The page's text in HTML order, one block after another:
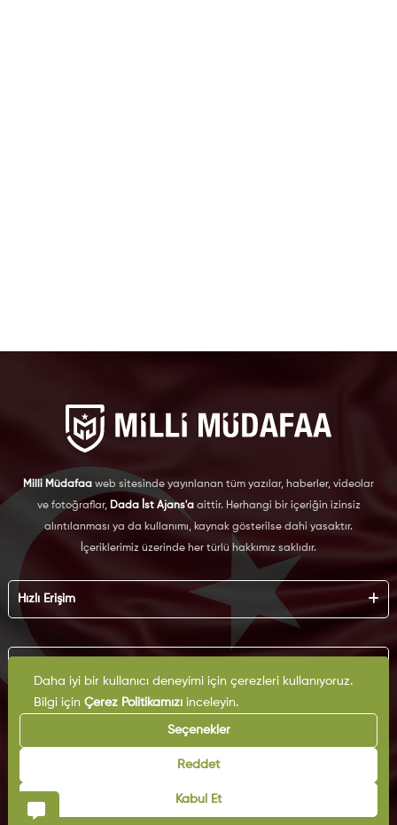
Milli Müdafaa web sitesinde yayınlanan tüm yazılar, haberler, videolar
ve fotoğraflar, Dada İst Ajans'aaittir. Herhangi bir içeriğin izinsiz
alıntılanması ya da kullanımı, kaynak gösterilse dahi yasaktır.
İçeriklerimiz üzerinde her türlü hakkımız saklıdır.
Hızlı Erişim
Künye
Reklam
İş Birliği
Arşiv
İletişim
KVKK
Çerez Politikası
Gizlilik Politikası
Kullanım Şartları
Daha iyi bir kullanıcı deneyimi için çerezleri kullanıyoruz.
Bilgi için Çerez Politikamızıinceleyin.
Seçenekler
Reddet
Kabul Et